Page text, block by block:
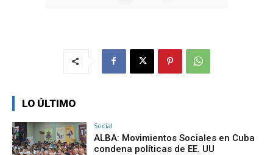
LO ÚLTIMO
Social
ALBA: Movimientos Sociales en Cuba
condena políticas de EE. UU